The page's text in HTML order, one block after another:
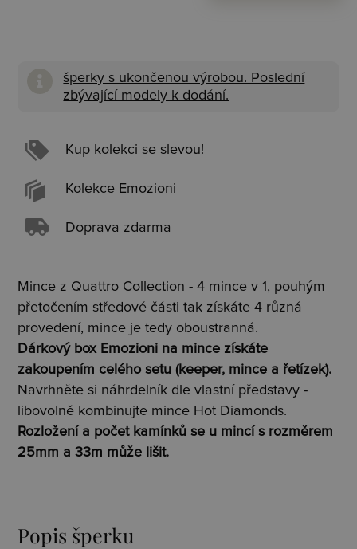
šperky s ukončenou výrobou. Poslední
zbývající modely k dodání.
Kup kolekci se slevou!
Kolekce Emozioni
Doprava zdarma
Mince z Quattro Collection - 4 mince v 1, pouhým
přetočením středové části tak získáte 4 různá
provedení, mince je tedy oboustranná.
Dárkový box Emozioni na mince získáte
zakoupením celého setu (keeper, mince a řetízek).
Navrhněte si náhrdelník dle vlastní představy -
libovolně kombinujte mince Hot Diamonds.
Rozložení a počet kamínků se u mincí s rozměrem
25mm a 33m může lišit.
Popis šperku